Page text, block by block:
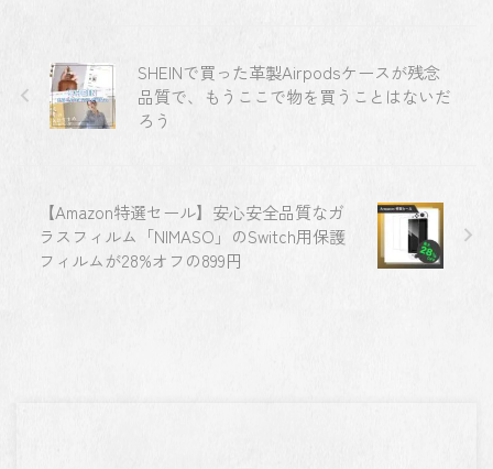
SHEINで買った革製Airpodsケースが残念
品質で、もうここで物を買うことはないだ
ろう
【Amazon特選セール】安心安全品質なガ
ラスフィルム「NIMASO」のSwitch用保護
フィルムが28%オフの899円